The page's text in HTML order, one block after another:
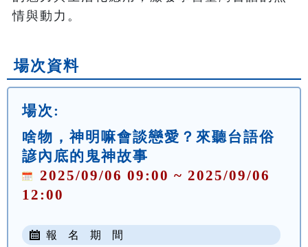
情與動力。
場次資料
場次:
啥物，神明嘛會談戀愛？來聽台語俗
諺內底的鬼神故事
2025/09/06 09:00 ~ 2025/09/06
12:00
報 名 期 間